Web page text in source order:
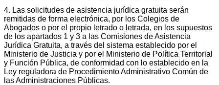
4. Las solicitudes de asistencia jurídica gratuita serán
remitidas de forma electrónica, por los Colegios de
Abogados o por el propio letrado o letrada, en los supuestos
de los apartados 1 y 3 a las Comisiones de Asistencia
Jurídica Gratuita, a través del sistema establecido por el
Ministerio de Justicia y por el Ministerio de Política Territorial
y Función Pública, de conformidad con lo establecido en la
Ley reguladora de Procedimiento Administrativo Común de
las Administraciones Públicas.